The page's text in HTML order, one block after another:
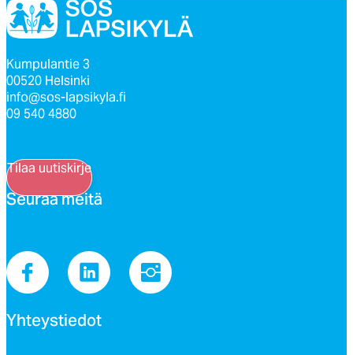
Kumpulantie 3
00520 Helsinki
info@sos-lapsikyla.fi
09 540 4880
Tilaa uutiskirje
Seu­raa mei­tä
Yh­teys­tie­dot